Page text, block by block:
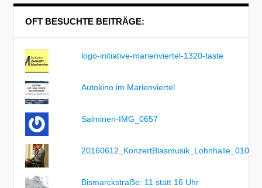
OFT BESUCHTE BEITRÄGE:
logo-initiative-marienviertel-1320-taste
Autokino im Marienviertel
Salminen-IMG_0657
20160612_KonzertBlasmusik_Lohnhalle_010
Bismarckstraẞe: 11 statt 16 Uhr